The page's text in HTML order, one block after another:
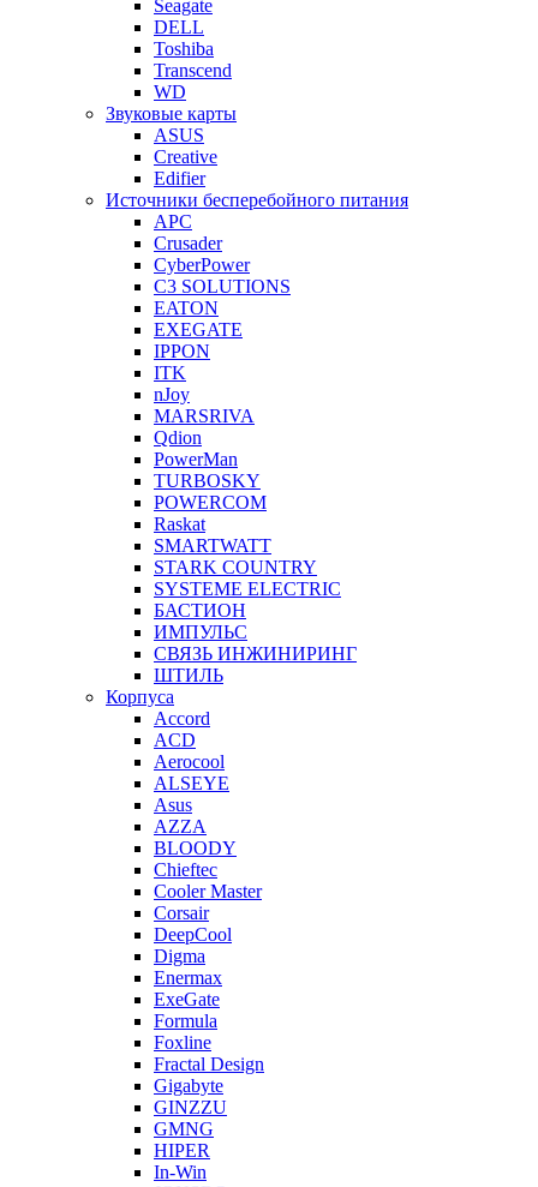
Seagate
DELL
Toshiba
Transcend
WD
Звуковые карты
ASUS
Creative
Edifier
Источники бесперебойного питания
APC
Crusader
CyberPower
C3 SOLUTIONS
EATON
EXEGATE
IPPON
ITK
nJoy
MARSRIVA
Qdion
PowerMan
TURBOSKY
POWERCOM
Raskat
SMARTWATT
STARK COUNTRY
SYSTEME ELECTRIC
БАСТИОН
ИМПУЛЬС
СВЯЗЬ ИНЖИНИРИНГ
ШТИЛЬ
Корпуса
Accord
ACD
Aerocool
ALSEYE
Asus
AZZA
BLOODY
Chieftec
Cooler Master
Corsair
DeepCool
Digma
Enermax
ExeGate
Formula
Foxline
Fractal Design
Gigabyte
GINZZU
GMNG
HIPER
In-Win